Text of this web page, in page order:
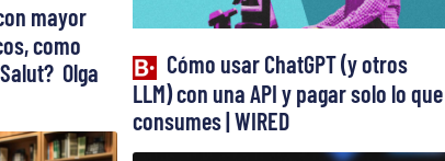
mayor
como
Olga
Cómo usar ChatGPT (y otros
LLM) con una API y pagar solo lo que
consumes | WIRED